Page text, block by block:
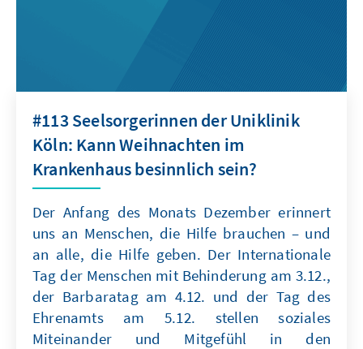
#113 Seelsorgerinnen der Uniklinik
Köln: Kann Weihnachten im
Krankenhaus besinnlich sein?
Der Anfang des Monats Dezember erinnert
uns an Menschen, die Hilfe brauchen – und
an alle, die Hilfe geben. Der Internationale
Tag der Menschen mit Behinderung am 3.12.,
der Barbaratag am 4.12. und der Tag des
Ehrenamts am 5.12. stellen soziales
Miteinander und Mitgefühl in den